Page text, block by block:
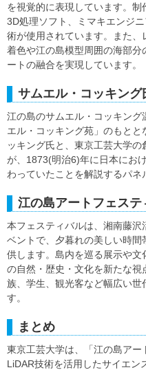
を視覚的に表現しています。
3D処理ソフト、ミマキエンジ
術が使用されています。また
着色や江の島模型周囲の海部
ートの融合を実現しています。
サムエル・コッキン
江の島のサムエル・コッキン
エル・コッキング苑」のもと
ッキング氏と、東京工芸大学
が、1873(明治6)年に日本にお
わっていたことを解説するパネ
江の島アートフェス
本フェスティバルは、湘南藤
ベントで、夕暮れの美しい時
供します。島内を巡る展示や
の自然・歴史・文化を新たな
族、学生、観光客など幅広い世
す。
まとめ
東京工芸大学は、「江の島アー
LiDAR技術を活用したサイエン